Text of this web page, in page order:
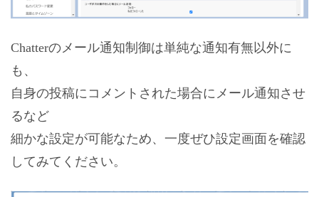
Chatterのメール通知制御は単純な通知有無以外に
も、
自身の投稿にコメントされた場合にメール通知させ
るなど
細かな設定が可能なため、一度ぜひ設定画面を確認
してみてください。